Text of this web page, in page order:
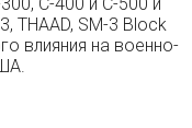
THAAD, SM-3 Block
влияния на военно-